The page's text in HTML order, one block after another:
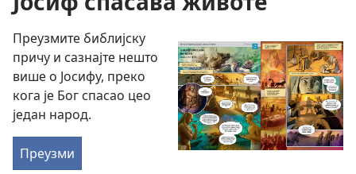
Преузмите библијску
причу и сазнајте нешто
више о Јосифу, преко
кога је Бог спасао цео
један народ.
Преузми